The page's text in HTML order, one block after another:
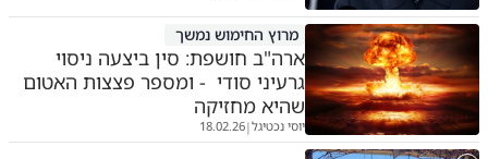
מרוץ החימוש נמשך
ארה"ב חושפת: סין ביצעה ניסוי
גרעיני סודי - ומספר פצצות האטום
שהיא מחזיקה
יוסי נכטיגל|
18.02.26